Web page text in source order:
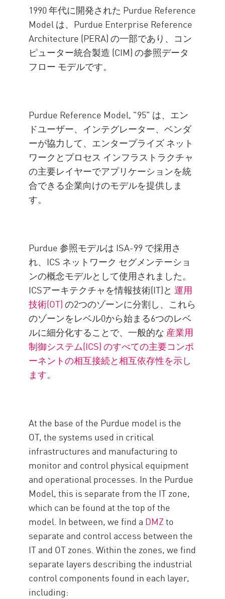
企業情報
1990 年代に開発された Purdue Reference
Model は、Purdue Enterprise Reference
Architecture (PERA) の一部であり、コン
ピューター統合製造 (CIM) の参照データ
フロー モデルです。
Purdue Reference Model, "95" は、エン
ドユーザー、インテグレーター、ベンダ
ーが協力して、エンタープライズ ネット
ワークとプロセス インフラストラクチャ
の主要レイヤーでアプリケーションを統
合できる企業向けのモデルを提供しま
す。
Purdue 参照モデルは ISA-99 で採用さ
れ、ICS ネットワーク セグメンテーショ
ンの概念モデルとして使用されました。
ICSアーキテクチャを情報技術(IT)と運用
技術(OT)の2つのゾーンに分割し、これら
のゾーンをレベル0から始まる6つのレベ
ルに細分化することで、一般的な 産業用
制御システム(ICS) のすべての主要コンポ
ーネントの相互接続と相互依存性を示し
ます。
At the base of the Purdue model is the
OT, the systems used in critical
infrastructures and manufacturing to
monitor and control physical equipment
and operational processes. In the Purdue
Model, this is separate from the IT zone,
which can be found at the top of the
model. In between, we find a DMZto
separate and control access between the
IT and OT zones. Within the zones, we find
separate layers describing the industrial
control components found in each layer,
including: